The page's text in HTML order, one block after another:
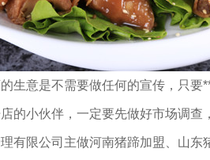
生意是不需要做任何的宣传，只要
的小伙伴，一定要先做好市场调查
有限公司 主做河南猪蹄加盟、山东